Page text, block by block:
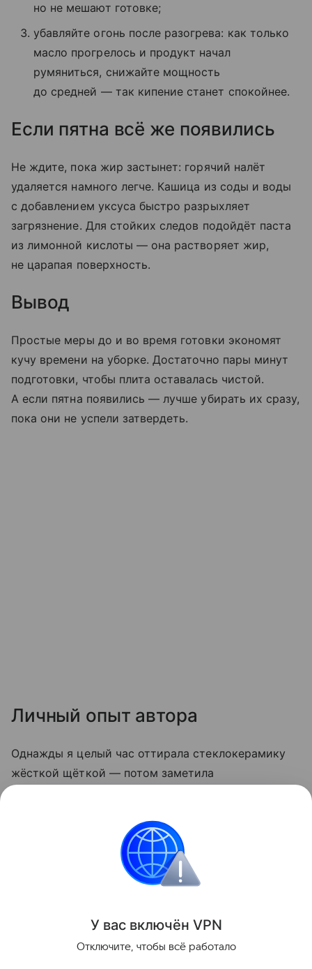
но не мешают готовке;
убавляйте огонь после разогрева: как только
масло прогрелось и продукт начал
румяниться, снижайте мощность
до средней — так кипение станет спокойнее.
Если пятна всё же появились
Не ждите, пока жир застынет: горячий налёт
удаляется намного легче. Кашица из соды и воды
с добавлением уксуса быстро разрыхляет
загрязнение. Для стойких следов подойдёт паста
из лимонной кислоты — она растворяет жир,
не царапая поверхность.
Вывод
Простые меры до и во время готовки экономят
кучу времени на уборке. Достаточно пары минут
подготовки, чтобы плита оставалась чистой.
А если пятна появились — лучше убирать их сразу,
пока они не успели затвердеть.
Личный опыт автора
Однажды я целый час оттирала стеклокерамику
жёсткой щёткой — потом заметила
стороной губки и содой. Теперь плита выглядит
опрятно даже после самых «бурных» блюд.
У вас включён VPN
Отключите, чтобы всё работало